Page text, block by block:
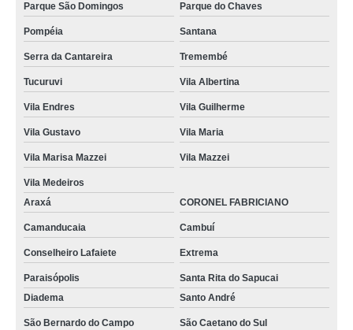
Parque São Domingos Parque do Chaves
Pompéia Santana
Serra da Cantareira Tremembé
Tucuruvi Vila Albertina
Vila Endres Vila Guilherme
Vila Gustavo Vila Maria
Vila Marisa Mazzei Vila Mazzei
Vila Medeiros
Araxá
CORONEL FABRICIANO
Camanducaia Cambuí
Conselheiro Lafaiete Extrema
Paraisópolis
Santa Rita do Sapucai
Diadema
Santo André
São Bernardo do Campo São Caetano do Sul